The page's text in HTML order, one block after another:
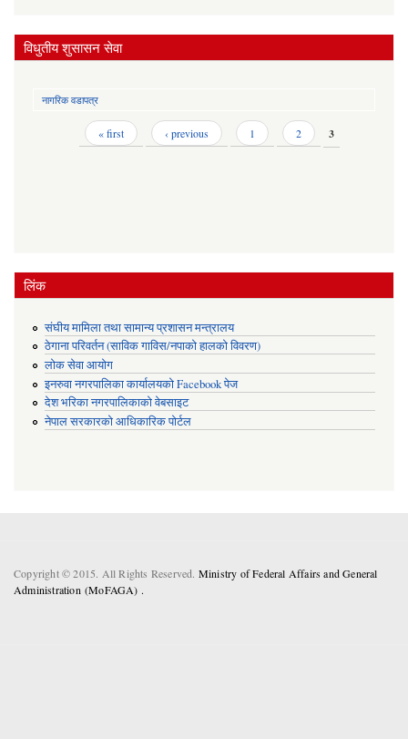
विधुतीय शुसासन सेवा
नागरिक वडापत्र
« first ‹ previous 1 2 3
लिंक
संघीय मामिला तथा सामान्य प्रशासन मन्त्रालय
ठेगाना परिवर्तन (साविक गाविस/नपाको हालको विवरण)
लोक सेवा आयोग
इनरुवा नगरपालिका कार्यालयको Facebook पेज
देश भरिका नगरपालिकाको वेबसाइट
नेपाल सरकारको आधिकारिक पोर्टल
Copyright © 2015. All Rights Reserved. Ministry of Federal Affairs and General
Administration (MoFAGA) .